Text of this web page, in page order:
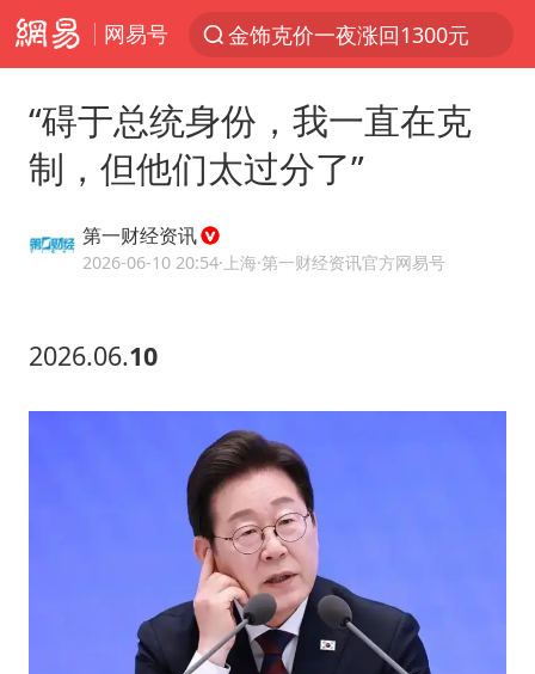
网易号
金饰克价一夜涨回1300元
峰哥 汪海林
河南重大刑事案嫌疑人落网
白海豚将正面袭击贯穿浙江
酒店回应车内过夜被收150元
牛津大学一纸声明甩不了锅
网传《披荆斩棘2026》名单
“碍于总统身份，我一直在克
制，但他们太过分了”
第一财经资讯
2026-06-10 20:54·上海·第一财经资讯官方网易号
2026.06.10